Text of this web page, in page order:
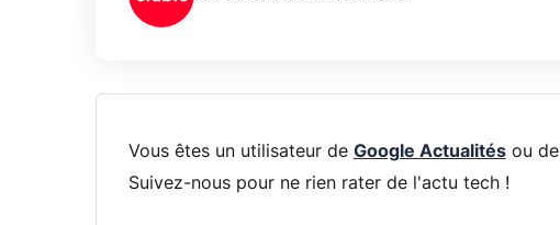
Vous êtes un utilisateur de Google Actualitésou de
Suivez-nous pour ne rien rater de l'actu tech !